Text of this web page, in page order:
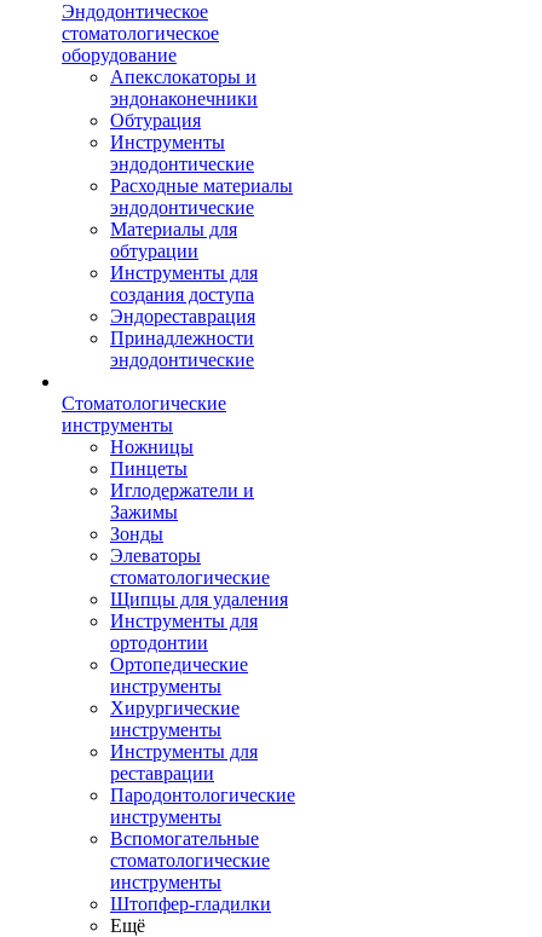
Эндодонтическое
стоматологическое
оборудование
Апекслокаторы и
эндонаконечники
Обтурация
Инструменты
эндодонтические
Расходные материалы
эндодонтические
Материалы для
обтурации
Инструменты для
создания доступа
Эндореставрация
Принадлежности
эндодонтические
Стоматологические
инструменты
Ножницы
Пинцеты
Иглодержатели и
Зажимы
Зонды
Элеваторы
стоматологические
Щипцы для удаления
Инструменты для
ортодонтии
Ортопедические
инструменты
Хирургические
инструменты
Инструменты для
реставрации
Пародонтологические
инструменты
Вспомогательные
стоматологические
инструменты
Штопфер-гладилки
Ещё